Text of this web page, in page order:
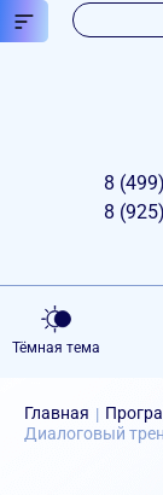
8 (499)
8 (925)
Тёмная тема
Главная |
Диалоговый